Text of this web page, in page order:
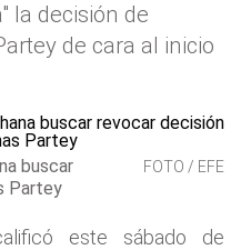
la decisión de
de cara al inicio
buscar
Partey
FOTO / EFE
este sábado de